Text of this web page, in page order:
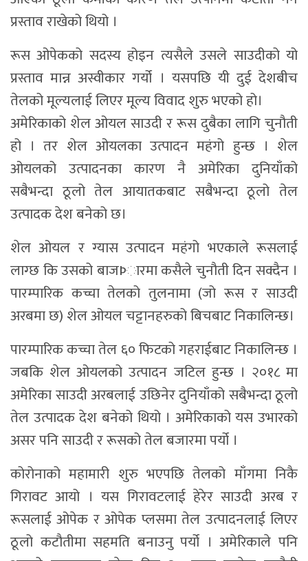
प्रस्ताव राखेको थियो ।
रूस ओपेकको सदस्य होइन त्यसैले उसले साउदीको यो
प्रस्ताव मान्न अस्वीकार गर्यो । यसपछि यी दुई देशबीच
तेलको मूल्यलाई लिएर मूल्य विवाद शुरु भएको हो।
अमेरिकाको शेल ओयल साउदी र रूस दुबैका लागि चुनौती
हो । तर शेल ओयलका उत्पादन महंगो हुन्छ । शेल
ओयलको उत्पादनका कारण नै अमेरिका दुनियाँको
सबैभन्दा ठूलो तेल आयातकबाट सबैभन्दा ठूलो तेल
उत्पादक देश बनेको छ।
शेल ओयल र ग्यास उत्पादन महंगो भएकाले रूसलाई
लाग्छ कि उसको बाजÞारमा कसैले चुनौती दिन सक्दैन ।
पारम्पारिक कच्चा तेलको तुलनामा (जो रूस र साउदी
अरबमा छ) शेल ओयल चट्टानहरुको बिचबाट निकालिन्छ।
पारम्पारिक कच्चा तेल ६० फिटको गहराईबाट निकालिन्छ ।
जबकि शेल ओयलको उत्पादन जटिल हुन्छ । २०१८ मा
अमेरिका साउदी अरबलाई उछिनेर दुनियाँको सबैभन्दा ठूलो
तेल उत्पादक देश बनेको थियो । अमेरिकाको यस उभारको
असर पनि साउदी र रूसको तेल बजारमा पर्यो ।
कोरोनाको महामारी शुरु भएपछि तेलको माँगमा निकै
गिरावट आयो । यस गिरावटलाई हेरेर साउदी अरब र
रूसलाई ओपेक र ओपेक प्लसमा तेल उत्पादनलाई लिएर
ठूलो कटौतीमा सहमति बनाउनु पर्यो । अमेरिकाले पनि